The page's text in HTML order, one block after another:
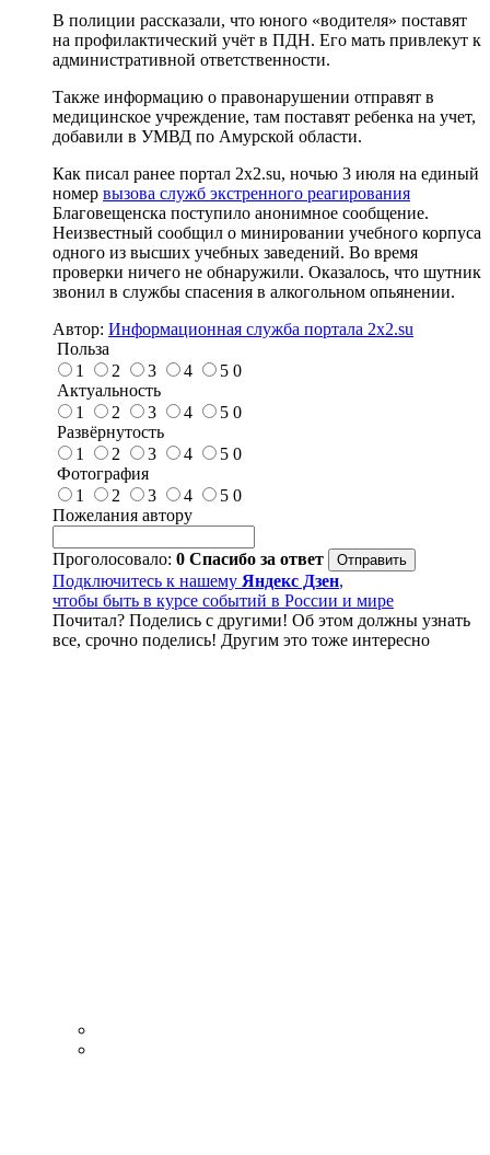
В полиции рассказали, что юного «водителя» поставят
на профилактический учёт в ПДН. Его мать привлекут к
административной ответственности.
Также информацию о правонарушении отправят в
медицинское учреждение, там поставят ребенка на учет,
добавили в УМВД по Амурской области.
Как писал ранее портал 2х2.su, ночью 3 июля на единый
номер вызова служб экстренного реагирования
Благовещенска поступило анонимное сообщение.
Неизвестный сообщил о минировании учебного корпуса
одного из высших учебных заведений. Во время
проверки ничего не обнаружили. Оказалось, что шутник
звонил в службы спасения в алкогольном опьянении.
Автор: Информационная служба портала 2x2.su
Польза
1
2 3 4 5 0
Актуальность
1
2 3 4 5 0
Развёрнутость
1
2 3 4 5 0
Фотография
1
2 3 4 5 0
Пожелания автору
Проголосовало: 0 Спасибо за ответ
Подключитесь к нашему Яндекс Дзен,
чтобы быть в курсе событий в России и мире
Почитал? Поделись с другими! Об этом должны узнать
все, срочно поделись! Другим это тоже интересно